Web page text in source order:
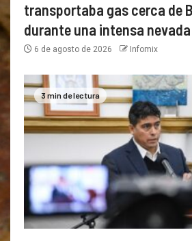
transportaba gas cerca de
durante una intensa nevada
6 de agosto de 2026 Infomix
3 min de lectura